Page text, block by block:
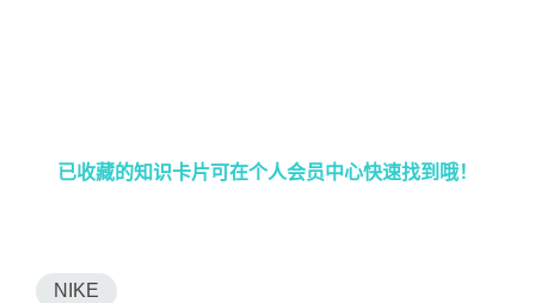
已收藏的知识卡片可在个人会员中心快速找到哦！
NIKE